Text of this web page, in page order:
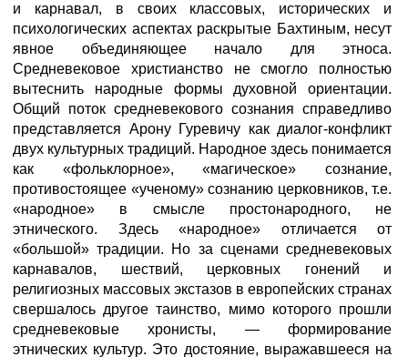
и карнавал, в своих классовых, исторических и
психологических аспектах раскрытые Бахтиным, несут
явное объединяющее начало для этноса.
Средневековое христианство не смогло полностью
вытеснить народные формы духовной ориентации.
Общий поток средневекового сознания справедливо
представляется Арону Гуревичу как диалог-конфликт
двух культурных традиций. Народное здесь понимается
как «фольклорное», «магическое» сознание,
противостоящее «ученому» сознанию церковников, т.е.
«народное» в смысле простонародного, не
этнического. Здесь «народное» отличается от
«большой» традиции. Но за сценами средневековых
карнавалов, шествий, церковных гонений и
религиозных массовых экстазов в европейских странах
свершалось другое таинство, мимо которого прошли
средневековые хронисты, — формирование
этнических культур. Это достояние, выражавшееся на